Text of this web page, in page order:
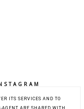
ITS SERVICES AND TO
ARE SHARED WITH